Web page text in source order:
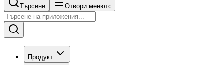
Търсене Отвори менюто
Продукт